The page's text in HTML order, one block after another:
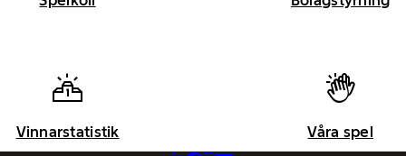
Vinnarstatistik Våra spel